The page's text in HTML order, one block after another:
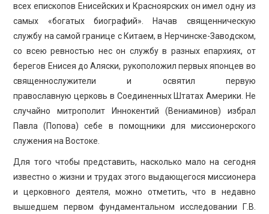
всех епископов Енисейских и Красноярских он имел одну из
самых «богатых биографий». Начав священническую
службу на самой границе с Китаем, в Нерчинске-Заводском,
со всею ревностью нес он службу в разных епархиях, от
берегов Енисея до Аляски, рукоположил первых японцев во
священнослужители и освятил первую
православную церковь в Соединенных Штатах Америки. Не
случайно митрополит Иннокентий (Вениаминов) избрал
Павла (Попова) себе в помощники для миссионерского
служения на Востоке.
Для того чтобы представить, насколько мало на сегодня
известно о жизни и трудах этого выдающегося миссионера
и церковного деятеля, можно отметить, что в недавно
вышедшем первом фундаментальном исследовании Г.В.